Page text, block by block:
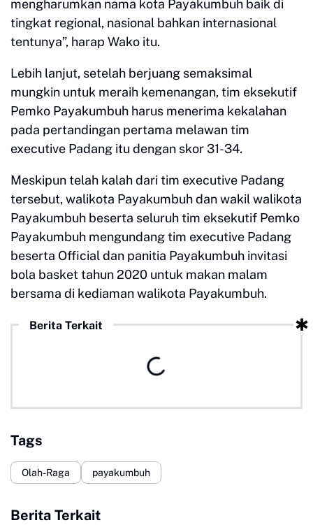
mengharumkan nama kota Payakumbuh baik di
tingkat regional, nasional bahkan internasional
tentunya”, harap Wako itu.
Lebih lanjut, setelah berjuang semaksimal
mungkin untuk meraih kemenangan, tim eksekutif
Pemko Payakumbuh harus menerima kekalahan
pada pertandingan pertama melawan tim
executive Padang itu dengan skor 31-34.
Meskipun telah kalah dari tim executive Padang
tersebut, walikota Payakumbuh dan wakil walikota
Payakumbuh beserta seluruh tim eksekutif Pemko
Payakumbuh mengundang tim executive Padang
beserta Official dan panitia Payakumbuh invitasi
bola basket tahun 2020 untuk makan malam
bersama di kediaman walikota Payakumbuh.
Berita Terkait
Tags
Olah-Raga payakumbuh
Berita Terkait